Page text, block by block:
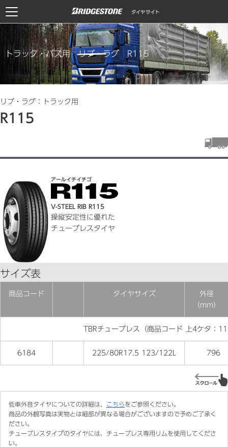
トラック・バス用 リブ・ラグ R115
リブ・ラグ：トラック用
R115
アールイチイチゴ
V-STEEL RIB R115
操縦安定性に優れた
チューブレスタイヤ
サイズ表
商品コード タイヤサイズ
外径
（mm）
TBRチューブレス（商品コード 上4ケタ：
6184 225/80R17.5 123/122L 796
低車外音タイヤについての詳細は、 こちらをご参照ください。
商品の外観写真は実物とは細部が異なる場合がございますので予めご了承く
ださい。
チューブレスタイプのタイヤには、チューブレス専用リムを使用してくださ
い。